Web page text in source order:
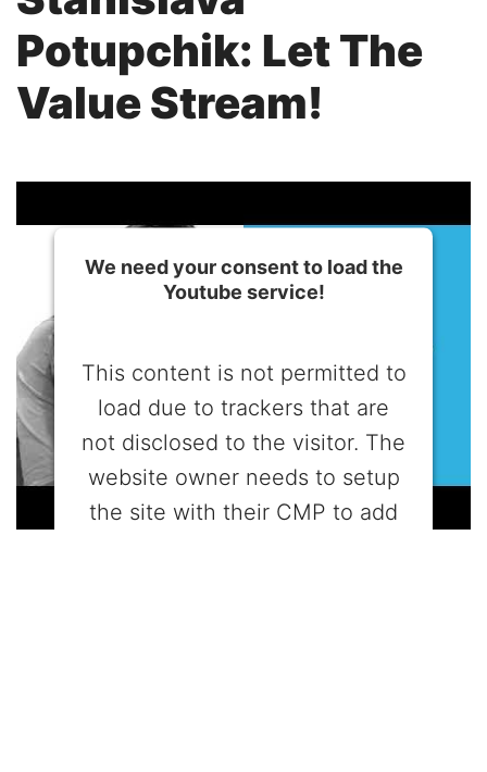
Potupchik: Let The
Value Stream!
We need your consent to load the
Youtube service!
This content is not permitted to
load due to trackers that are
not disclosed to the visitor. The
website owner needs to setup
the site with their CMP to add